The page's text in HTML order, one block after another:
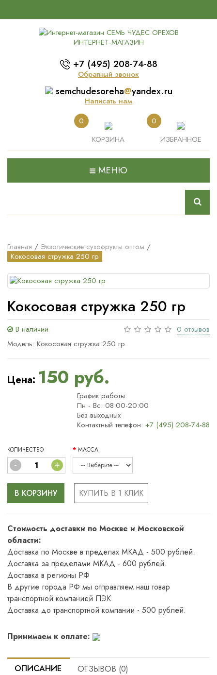
ИНТЕРНЕТ-МАГАЗИН
+7 (495) 208-74-88
Обратный звонок
semchudesoreha@yandex.ru
Написать нам
0
КОРЗИНА
0
ИЗБРАННОЕ
МЕНЮ
Главная
Экзотические сухофрукты оптом
Кокосовая стружка 250 гр
Кокосовая стружка 250 гр
В наличии
0 отзывов
Модель: Кокосовая стружка 250 гр
Цена: 150 руб.
График работы:
Пн - Вс: 08:00-20:00
Без выходных
Контактный телефон: +7 (495) 208-74-88
КОЛИЧЕСТВО
- +
МАССА
В КОРЗИНУ КУПИТЬ В 1 КЛИК
Стоимость доставки по Москве и Московской
области:
Доставка по Москве в пределах МКАД - 500 рублей.
Доставка за пределами МКАД - 600 рублей.
Доставка в регионы РФ
В другие города РФ мы отправляем наш товар
транспортной компанией ПЭК.
Доставка до транспортной компании - 500 рублей.
Принимаем к оплате:
ОПИСАНИЕ ОТЗЫВОВ (0)